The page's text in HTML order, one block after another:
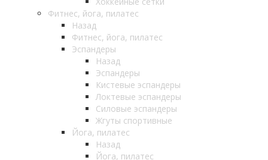
Фитнес, йога, пилатес
Назад
Фитнес, йога, пилатес
Эспандеры
Назад
Эспандеры
Кистевые эспандеры
Локтевые эспандеры
Силовые эспандеры
Жгуты спортивные
Йога, пилатес
Назад
Йога, пилатес